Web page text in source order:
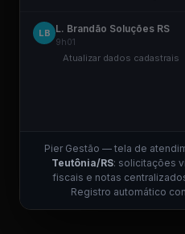
LB L. Brandão Soluções RS
9h01
Atualizar dados cadastrais
Pier Gestão — tela de
Teutônia/RS: solicitações
fiscais e notas
Registro automático